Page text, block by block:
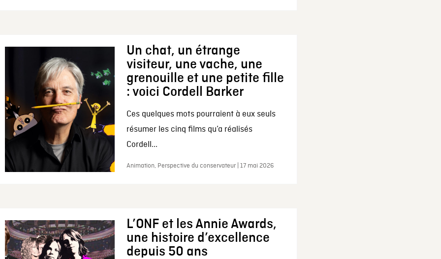
Un chat, un étrange
visiteur, une vache, une
grenouille et une petite fille
: voici Cordell Barker
Ces quelques mots pourraient à eux seuls
résumer les cinq films qu’a réalisés
Cordell...
Animation, Perspective du conservateur | 17 mai 2026
L’ONF et les Annie Awards,
une histoire d’excellence
depuis 50 ans